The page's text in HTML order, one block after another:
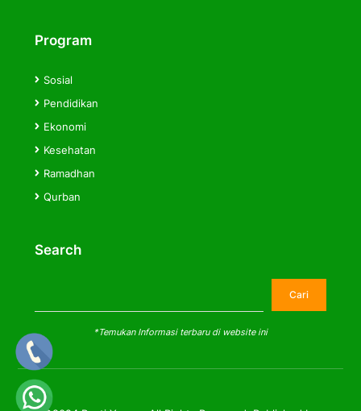
Program
Sosial
Pendidikan
Ekonomi
Kesehatan
Ramadhan
Qurban
Search
Cari
*Temukan Informasi terbaru di website ini